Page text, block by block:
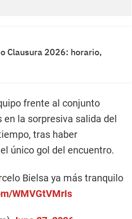
Clausura 2026: horario,
frente al conjunto
la sorpresiva salida del
tras haber
único gol del encuentro.
Bielsa ya más tranquilo
WMVGtVMrIs